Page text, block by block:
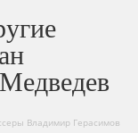
Владимир Герасимов